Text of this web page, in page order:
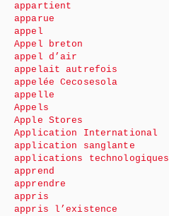
appartient
apparue
appel
Appel breton
appel d’air
appelait autrefois
appelée Cecosesola
appelle
Appels
Apple Stores
Application International
application sanglante
applications technologiques
apprend
apprendre
appris
appris l’existence